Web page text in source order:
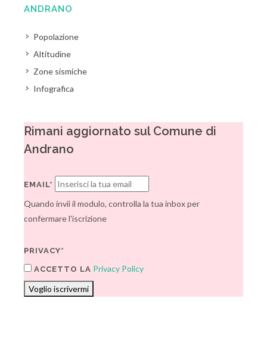
ANDRANO
Popolazione
Altitudine
Zone sismiche
Infografica
Rimani aggiornato sul Comune di
Andrano
EMAIL*
Quando invii il modulo, controlla la tua inbox per
confermare l'iscrizione
PRIVACY*
ACCETTO LA Privacy Policy
Voglio iscrivermi